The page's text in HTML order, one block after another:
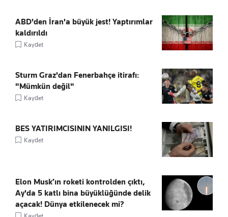
ABD'den İran'a büyük jest! Yaptırımlar
kaldırıldı
Kaydet
Sturm Graz'dan Fenerbahçe itirafı:
"Mümkün değil"
Kaydet
BES YATIRIMCISININ YANILGISI!
Kaydet
Elon Musk’ın roketi kontrolden çıktı,
Ay'da 5 katlı bina büyüklüğünde delik
açacak! Dünya etkilenecek mi?